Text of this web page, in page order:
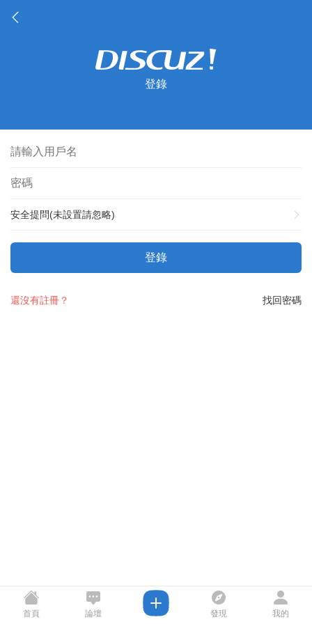
登錄
安全提問(未設置請忽略)
登錄
找回密碼
還沒有註冊？
首頁 論壇 發現 我的